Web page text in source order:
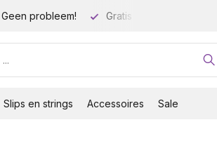
probleem! Gratis verzending vanaf
Slips en strings Accessoires Sale